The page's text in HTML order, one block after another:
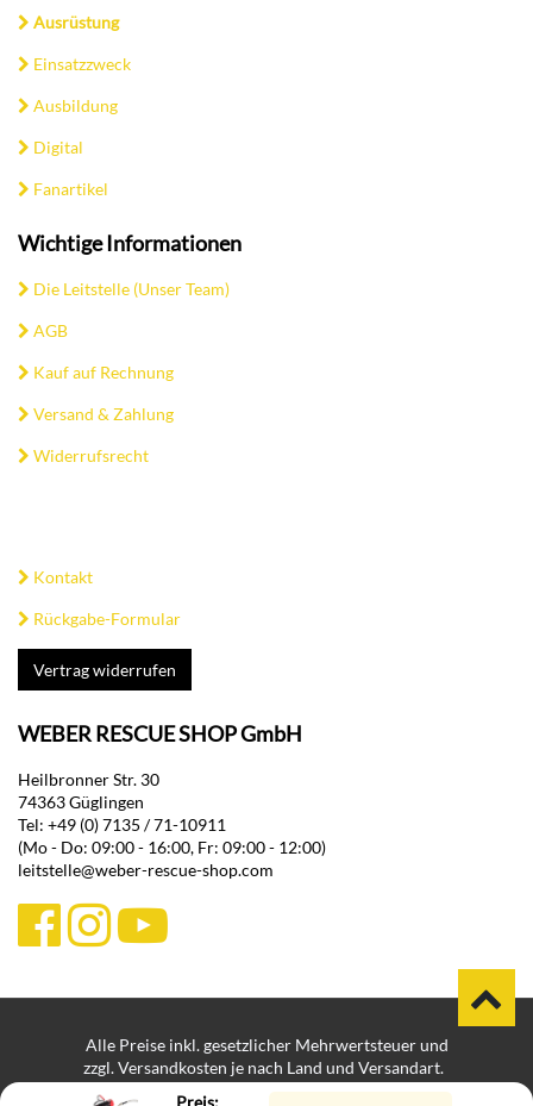
Preis:
Ausrüstung
Einsatzzweck
Ausbildung
Digital
Fanartikel
Wichtige Informationen
Die Leitstelle (Unser Team)
AGB
Kauf auf Rechnung
Versand & Zahlung
Widerrufsrecht
Kontakt
Rückgabe-Formular
Vertrag widerrufen
WEBER RESCUE SHOP GmbH
Heilbronner Str. 30
74363 Güglingen
Tel: +49 (0) 7135 / 71-10911
(Mo - Do: 09:00 - 16:00, Fr: 09:00 - 12:00)
leitstelle@weber-rescue-shop.com
Alle Preise inkl. gesetzlicher Mehrwertsteuer und
zzgl. Versandkosten je nach Land und Versandart.
Bei Lieferungen in Nicht-EU-Länder können zusätzliche Zölle,